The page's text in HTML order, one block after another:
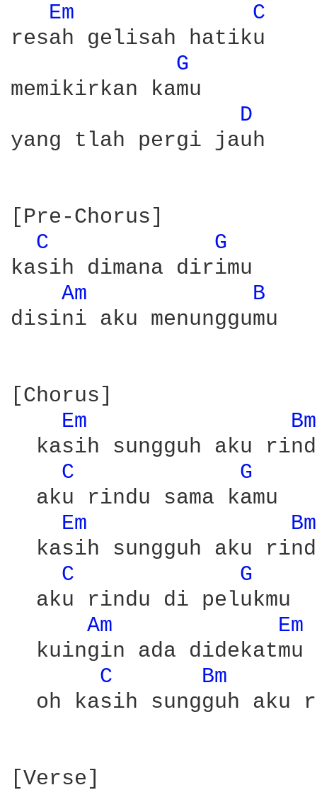
Em
C
resah gelisah hatiku
G
memikirkan kamu
D
yang tlah pergi jauh
[Pre-Chorus]
C
G
kasih dimana dirimu
Am
B
disini aku menunggumu
[Chorus]
Em
kasih sungguh aku
C
G
  aku rindu sama kamu
Em
kasih sungguh aku
C
G
  aku rindu di pelukmu
Am
Em
  kuingin ada didekatmu
C
Bm
oh kasih sungguh aku
[Verse]